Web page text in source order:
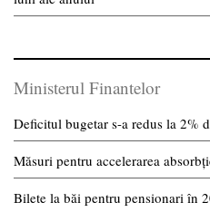
Ministerul Finantelor
Deficitul bugetar s-a redus la 2%
Măsuri pentru accelerarea
Bilete la băi pentru pensionari în